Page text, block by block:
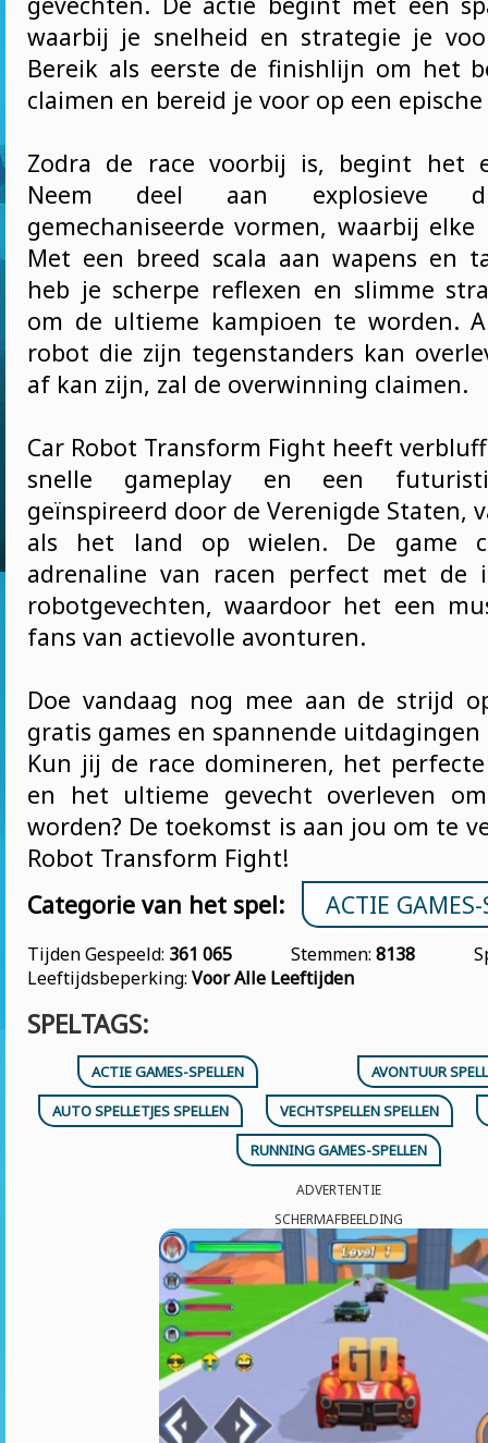
waarbij je snelheid en strategie je
Bereik als eerste de finishlijn om het
claimen en bereid je voor op een
Zodra de race voorbij is, begint het
Neem deel aan explosieve
gemechaniseerde vormen, waarbij
Met een breed scala aan wapens en
heb je scherpe reflexen en slimme
om de ultieme kampioen te worden.
robot die zijn tegenstanders kan
af kan zijn, zal de overwinning claimen.
Car Robot Transform Fight heeft
snelle gameplay en een
geïnspireerd door de Verenigde Staten,
als het land op wielen. De game
adrenaline van racen perfect met de
robotgevechten, waardoor het een
fans van actievolle avonturen.
Doe vandaag nog mee aan de strijd
gratis games en spannende
Kun jij de race domineren, het
en het ultieme gevecht overleven
worden? De toekomst is aan jou om te
Robot Transform Fight!
Categorie van het spel:
ACTIE GAMES-
Tijden Gespeeld: 361 065 Stemmen: 8138
Leeftijdsbeperking: Voor Alle Leeftijden
SPELTAGS:
ACTIE GAMES-SPELLEN
AVONTUUR
AUTO SPELLETJES SPELLEN
VECHTSPELLEN SPELLEN
RUNNING GAMES-SPELLEN
ADVERTENTIE
SCHERMAFBEELDING